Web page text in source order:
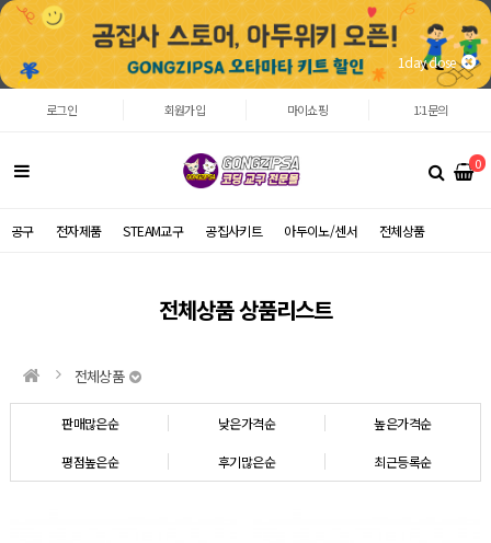
1day close
로그인 회원가입 마이쇼핑 1:1문의
0
공구 전자제품 STEAM교구 공집사키트 아두이노/센서 전체상품
전체상품 상품리스트
전체상품
판매많은순 낮은가격순 높은가격순
평점높은순 후기많은순 최근등록순